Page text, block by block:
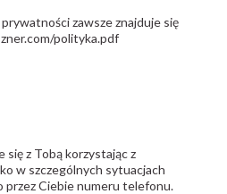
zawsze znajduje się
polityka.pdf
się z Tobą korzystając z
w szczególnych sytuacjach
przez Ciebie numeru telefonu.